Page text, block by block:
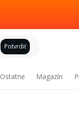
Potvrdiť
Ostatne Magazín